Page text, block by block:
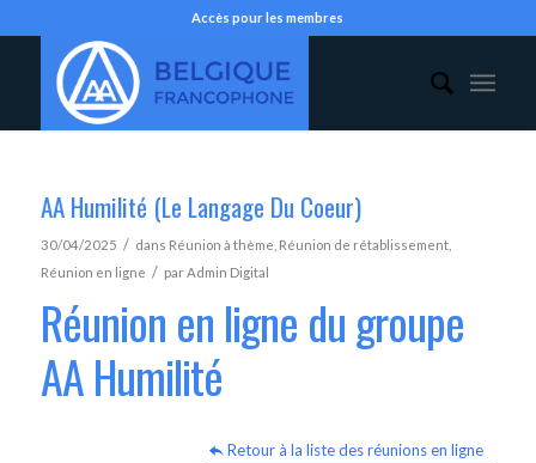
Accès pour les membres
AA Humilité (Le Langage Du Coeur)
30/04/2025 / dans Réunion à thème Réunion de rétablissement,
Réunion en ligne / parAdmin Digital
Réunion en ligne du groupe
AA Humilité
Retour à la liste des réunions en ligne